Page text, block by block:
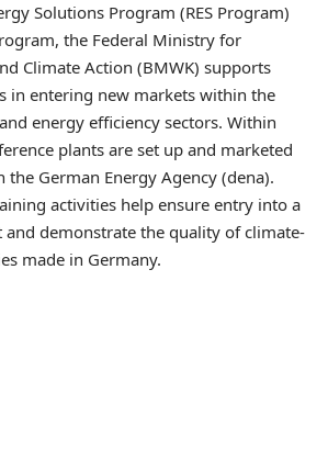
Solutions Program (RES Program)
the Federal Ministry for
Climate Action (BMWK) supports
in entering new markets within the
energy efficiency sectors. Within
plants are set up and marketed
German Energy Agency (dena).
activities help ensure entry into a
and demonstrate the quality of climate-
made in Germany.